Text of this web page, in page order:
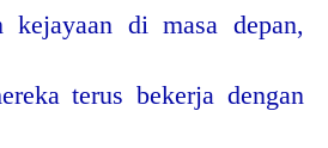
kejayaan di masa depan,
terus bekerja dengan